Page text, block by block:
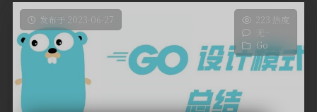
发布于 2023-06-27
223 热度
无~
Go